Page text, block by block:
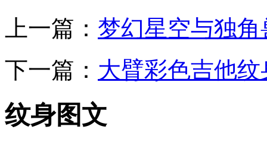
上一篇： 梦幻星空与独
下一篇： 大臂彩色吉他
纹身图文